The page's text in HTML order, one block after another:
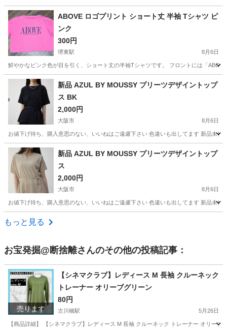
大阪 交野市 服/ファッション 水着
ABOVE ロゴプリント ショート丈 半袖 Tシャツ ピ
ンク
300円
堺東駅 8月6日
鮮やかなピンク色が目を引く、ショート丈の半袖Tシャツです。 フロントには「
大阪 堺市 堺東駅
新品 AZUL BY MOUSSY プリーツデザイントップ
ス BK
2,000円
大阪市 8月6日
お値下げ待ち、購入意思のない、いいねはご遠慮下さい 色違いも出してます 新品未
大阪 大阪市 その他
新品 AZUL BY MOUSSY プリーツデザイントップ
ス
2,000円
大阪市 8月6日
お値下げ待ち、購入意思のない、いいねはご遠慮下さい 色違いも出してます 新品未
大阪 大阪市
もっと見る
お宝発掘@断捨離さんのその他の投稿記事：
売ります
【シネマクラブ】レディース M 長袖 クルーネック
トレーナー オリーブグリーン
80円
古川橋駅 5月26日
【商品詳細】 【シネマクラブ】レディース M 長袖 クルーネック トレーナー オリー